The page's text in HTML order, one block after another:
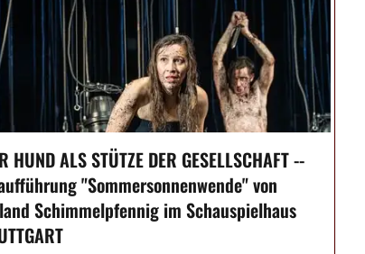
HUND ALS STÜTZE DER GESELLSCHAFT --
"Sommersonnenwende" von
Schimmelpfennig im Schauspielhaus